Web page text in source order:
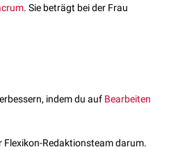
. Sie beträgt bei der Frau
indem du auf Bearbeiten
Redaktionsteam darum.